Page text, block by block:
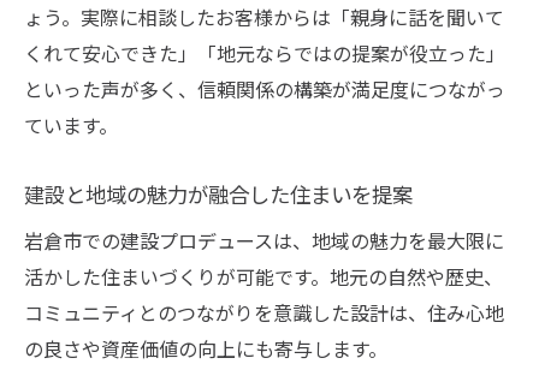
ょう。実際に相談したお客様からは「親身に話を聞いて
くれて安心できた」「地元ならではの提案が役立った」
といった声が多く、信頼関係の構築が満足度につながっ
ています。
建設と地域の魅力が融合した住まいを提案
岩倉市での建設プロデュースは、地域の魅力を最大限に
活かした住まいづくりが可能です。地元の自然や歴史、
コミュニティとのつながりを意識した設計は、住み心地
の良さや資産価値の向上にも寄与します。